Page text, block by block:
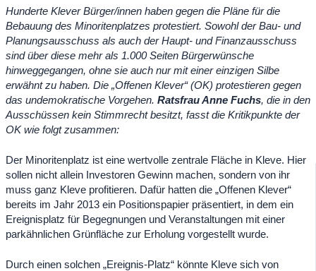
Hunderte Klever Bürger/innen haben gegen die Pläne für die
Bebauung des Minoritenplatzes protestiert. Sowohl der Bau- und
Planungsausschuss als auch der Haupt- und Finanzausschuss
sind über diese mehr als 1.000 Seiten Bürgerwünsche
hinweggegangen, ohne sie auch nur mit einer einzigen Silbe
erwähnt zu haben. Die „Offenen Klever“ (OK) protestieren gegen
das undemokratische Vorgehen. Ratsfrau Anne Fuchs, die in den
Ausschüssen kein Stimmrecht besitzt, fasst die Kritikpunkte der
OK wie folgt zusammen:
Der Minoritenplatz ist eine wertvolle zentrale Fläche in Kleve. Hier
sollen nicht allein Investoren Gewinn machen, sondern von ihr
muss ganz Kleve profitieren. Dafür hatten die „Offenen Klever“
bereits im Jahr 2013 ein Positionspapier präsentiert, in dem ein
Ereignisplatz für Begegnungen und Veranstaltungen mit einer
parkähnlichen Grünfläche zur Erholung vorgestellt wurde.
Durch einen solchen „Ereignis-Platz“ könnte Kleve sich von